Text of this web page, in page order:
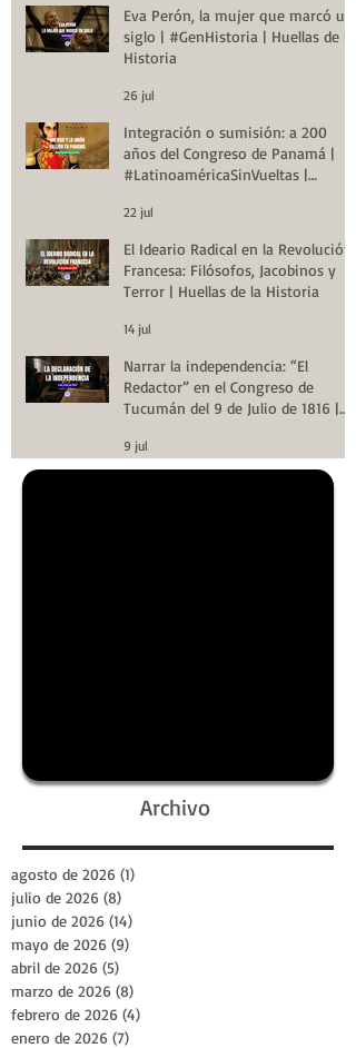
Eva Perón, la mujer que marcó un
siglo | #GenHistoria | Huellas de la
Historia
26 jul
Integración o sumisión: a 200
años del Congreso de Panamá |
#LatinoaméricaSinVueltas |
22 jul
El Ideario Radical en la Revolución
Francesa: Filósofos, Jacobinos y
Terror | Huellas de la Historia
14 jul
Narrar la independencia: “El
Redactor” en el Congreso de
Tucumán del 9 de Julio de 1816 |
9 jul
Archivo
agosto de 2026 (1)
julio de 2026 (8)
junio de 2026 (14)
mayo de 2026 (9)
abril de 2026 (5)
marzo de 2026 (8)
febrero de 2026 (4)
enero de 2026 (7)